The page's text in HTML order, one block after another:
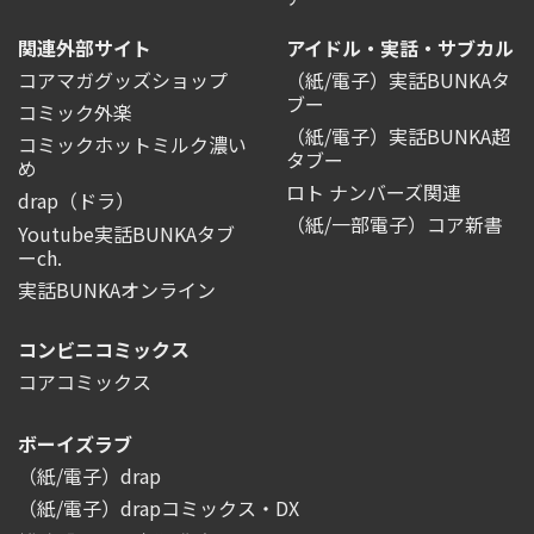
関連外部サイト
コアマガグッズショップ
コミック外楽
コミックホットミルク濃い
め
drap（ドラ）
Youtube実話BUNKAタブ
ーch.
実話BUNKAオンライン
アイドル・実話・サブカル
（紙/電子）実話BUNKAタ
ブー
（紙/電子）実話BUNKA超
タブー
ロト ナンバーズ関連
（紙/一部電子）コア新書
コンビニコミックス
コアコミックス
ボーイズラブ
（紙/電子）drap
（紙/電子）drapコミックス・DX